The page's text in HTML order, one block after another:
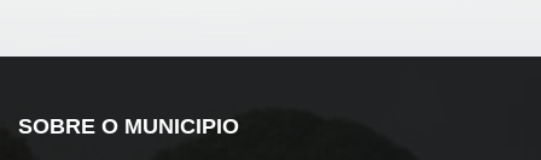
SOBRE O MUNICIPIO